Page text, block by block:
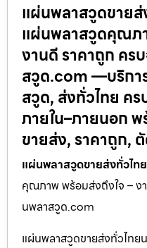
แผ่นพลาสวูดขายส่
แผ่นพลาสวูดคุณภ
งานดี ราคาถูก คร
สวูด.com —บริกา
สวูด, ส่งทั่วไทย ค
ภายใน–ภายนอก
ขายส่ง, ราคาถูก,
แผ่นพลาสวูดขายส่งทั่วไท
คุณภาพ พร้อมส่งถึงใจ – ง
นพลาสวูด.com
แผ่นพลาสวูดขายส่งทั่วไท